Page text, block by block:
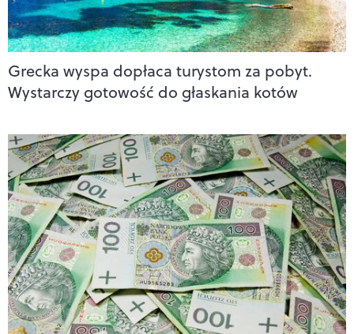
Grecka wyspa dopłaca turystom za pobyt.
Wystarczy gotowość do głaskania kotów